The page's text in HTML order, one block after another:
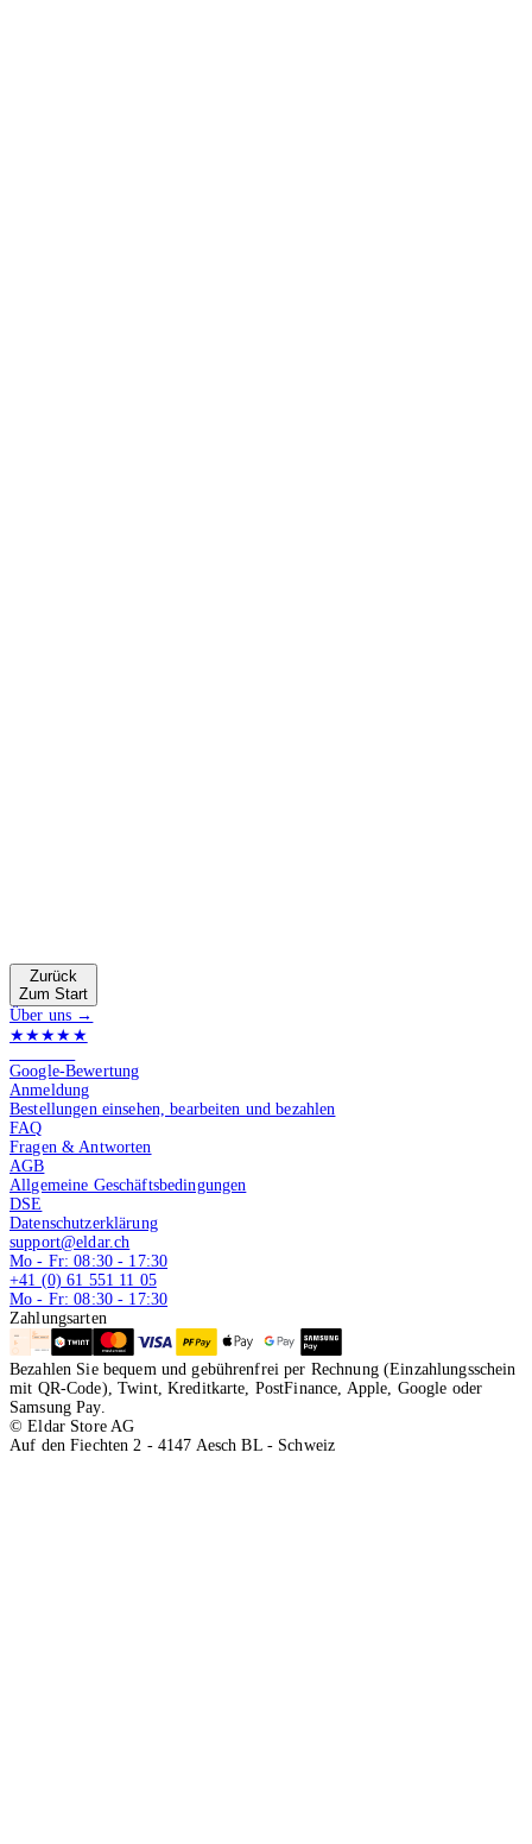
Zurück
Zum Start
Über uns →
★★★★★
Google-Bewertung
Anmeldung
Bestellungen einsehen, bearbeiten und bezahlen
FAQ
Fragen & Antworten
AGB
Allgemeine Geschäftsbedingungen
DSE
Datenschutzerklärung
support@eldar.ch
Mo - Fr: 08:30 - 17:30
+41 (0) 61 551 11 05
Mo - Fr: 08:30 - 17:30
Zahlungsarten
Bezahlen Sie bequem und gebührenfrei per Rechnung (Einzahlungsschein
mit QR-Code), Twint, Kreditkarte, PostFinance, Apple, Google oder
Samsung Pay.
© Eldar Store AG
Auf den Fiechten 2 - 4147 Aesch BL - Schweiz